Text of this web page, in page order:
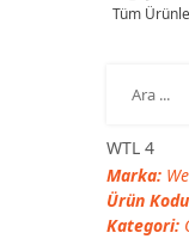
Tüm
WTL 4
Marka:
Ürün
Kategori: